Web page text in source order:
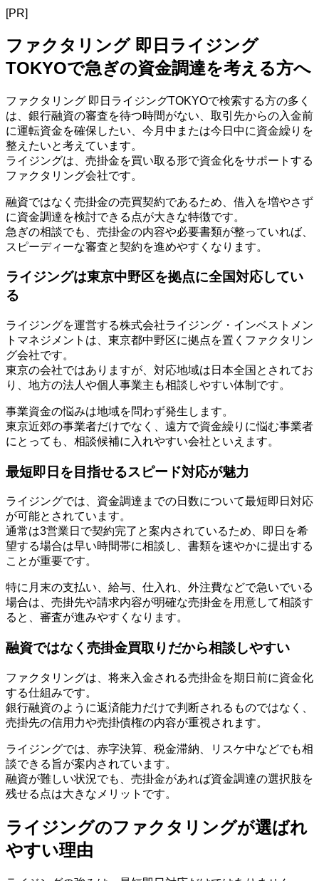
[PR]
ファクタリング 即日ライジング
TOKYOで急ぎの資金調達を考える方へ
ファクタリング 即日ライジングTOKYOで検索する方の多く
は、銀行融資の審査を待つ時間がない、取引先からの入金前
に運転資金を確保したい、今月中または今日中に資金繰りを
整えたいと考えています。
ライジングは、売掛金を買い取る形で資金化をサポートする
ファクタリング会社です。
融資ではなく売掛金の売買契約であるため、借入を増やさず
に資金調達を検討できる点が大きな特徴です。
急ぎの相談でも、売掛金の内容や必要書類が整っていれば、
スピーディーな審査と契約を進めやすくなります。
ライジングは東京中野区を拠点に全国対応してい
る
ライジングを運営する株式会社ライジング・インベストメン
トマネジメントは、東京都中野区に拠点を置くファクタリン
グ会社です。
東京の会社ではありますが、対応地域は日本全国とされてお
り、地方の法人や個人事業主も相談しやすい体制です。
事業資金の悩みは地域を問わず発生します。
東京近郊の事業者だけでなく、遠方で資金繰りに悩む事業者
にとっても、相談候補に入れやすい会社といえます。
最短即日を目指せるスピード対応が魅力
ライジングでは、資金調達までの日数について最短即日対応
が可能とされています。
通常は3営業日で契約完了と案内されているため、即日を希
望する場合は早い時間帯に相談し、書類を速やかに提出する
ことが重要です。
特に月末の支払い、給与、仕入れ、外注費などで急いでいる
場合は、売掛先や請求内容が明確な売掛金を用意して相談す
ると、審査が進みやすくなります。
融資ではなく売掛金買取りだから相談しやすい
ファクタリングは、将来入金される売掛金を期日前に資金化
する仕組みです。
銀行融資のように返済能力だけで判断されるものではなく、
売掛先の信用力や売掛債権の内容が重視されます。
ライジングでは、赤字決算、税金滞納、リスケ中などでも相
談できる旨が案内されています。
融資が難しい状況でも、売掛金があれば資金調達の選択肢を
残せる点は大きなメリットです。
ライジングのファクタリングが選ばれ
やすい理由